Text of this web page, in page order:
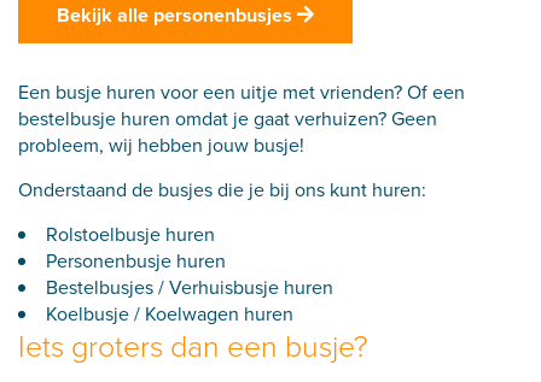
Bekijk alle personenbusjes
Een busje huren voor een uitje met vrienden? Of een
bestelbusje huren omdat je gaat verhuizen? Geen
probleem, wij hebben jouw busje!
Onderstaand de busjes die je bij ons kunt huren:
Rolstoelbusje huren
Personenbusje huren
Bestelbusjes / Verhuisbusje huren
Koelbusje / Koelwagen huren
Iets groters dan een busje?